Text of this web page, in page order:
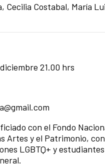
Cecilia Costabal, María
21.00 hrs
con el Fondo
Artes y el Patrimonio,
LGBTQ+ y